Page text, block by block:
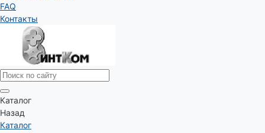
FAQ
Контакты
Каталог
Назад
Каталог